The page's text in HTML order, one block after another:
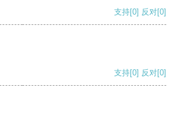
支持[0] 反对[0]
支持[0] 反对[0]